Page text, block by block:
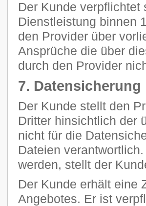
Der Kunde
Dienstleistung binnen
den Provider über
Ansprüche die über
durch den Provider
7. Datensicherung
Der Kunde stellt den
Dritter hinsichtlich der
nicht für die
Dateien
werden, stellt der
Der Kunde erhält eine
Angebotes. Er ist